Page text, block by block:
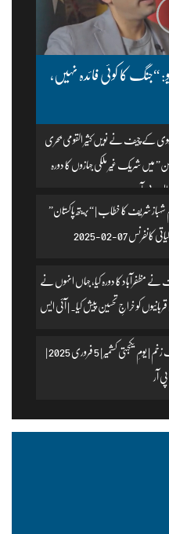
“جنگ کا کوئی فائدہ نہیں،
کے چیف نے نویں کثیر القومی بحری
میں شریک غیر ملکی جہازوں کا دورہ
پی آر
شہباز شریف کا خطاب | “بریتھ پاکستان”
کانفرنس 07-02-2025
مظفرآباد کا دورہ کیا، جہاں انہوں نے
کو خراجِ تحسین پیش کیا۔ | آئی ایس
کشمیر ایک زخم | یومِ یکجہتی کشمیر | 5 فروری 2025 |
آر